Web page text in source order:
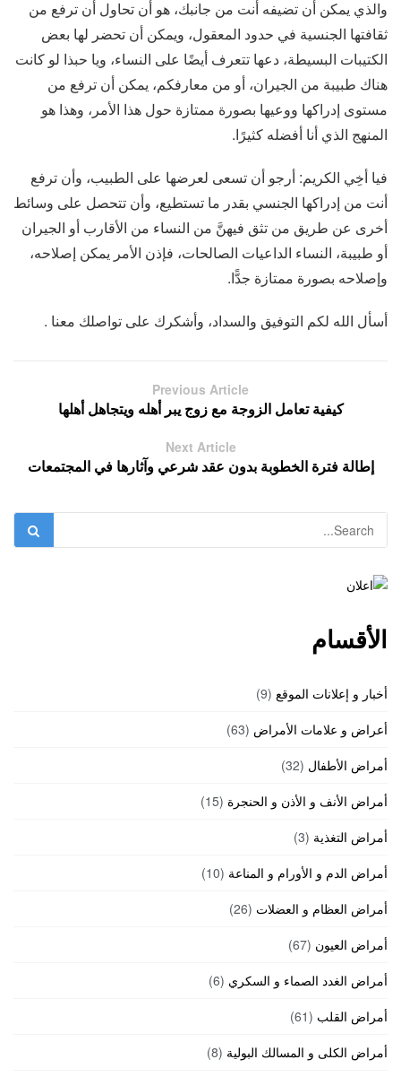
والذي يمكن أن تضيفه أنت من جانبك، هو أن تحاول أن ترفع من
ثقافتها الجنسية في حدود المعقول، ويمكن أن تحضر لها بعض
الكتيبات البسيطة، دعها تتعرف أيضًا على النساء، ويا حبذا لو كانت
هناك طبيبة من الجيران، أو من معارفكم، يمكن أن ترفع من
مستوى إدراكها ووعيها بصورة ممتازة حول هذا الأمر، وهذا هو
المنهج الذي أنا أفضله كثيرًا.
فيا أخِي الكريم: أرجو أن تسعى لعرضها على الطبيب، وأن ترفع
أنت من إدراكها الجنسي بقدر ما تستطيع، وأن تتحصل على وسائط
أخرى عن طريق من تثق فيهنَّ من النساء من الأقارب أو الجيران
أو طبيبة، النساء الداعيات الصالحات، فإذن الأمر يمكن إصلاحه،
وإصلاحه بصورة ممتازة جدًّا.
أسأل الله لكم التوفيق والسداد، وأشكرك على تواصلك معنا .
Previous Article
كيفية تعامل الزوجة مع زوج يبر أهله ويتجاهل أهلها
Next Article
إطالة فترة الخطوبة بدون عقد شرعي وآثارها في المجتمعات
الأقسام
أخبار و إعلانات الموقع (9)
أعراض و علامات الأمراض (63)
أمراض الأطفال (32)
أمراض الأنف و الأذن و الحنجرة (15)
أمراض التغذية (3)
أمراض الدم و الأورام و المناعة (10)
أمراض العظام و العضلات (26)
أمراض العيون (67)
أمراض الغدد الصماء و السكري (6)
أمراض القلب (61)
أمراض الكلى و المسالك البولية (8)